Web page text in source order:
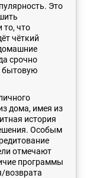
Это
то, что
чёткий
срочно
бытовую
дома, имея из
история
Особым
отмечают
программы
возврата